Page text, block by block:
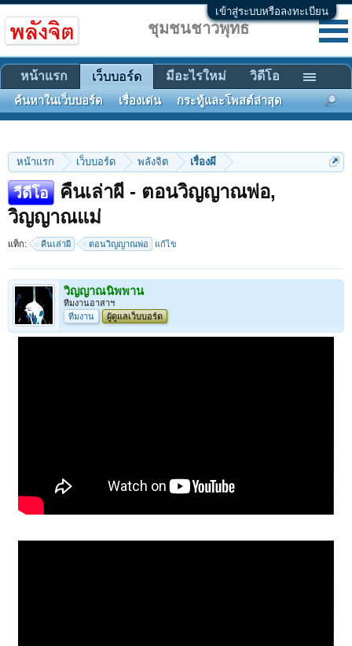
เข้าสู่ระบบหรือลงทะเบียน
หน้าแรก เว็บบอร์ด พลังจิต เรื่องผี
วีดีโอ
คืนเล่าผี - ตอนวิญญาณพ่อ,
วิญญาณแม่
แท็ก: คืนเล่าผี ตอนวิญญาณพ่อ แก้ไข
วิญญาณนิพพาน
ทีมงานอาสาฯ
ทีมงาน
ผู้ดูแลเว็บบอร์ด
ชุมชนชาวพุทธ
หน้าแรก เว็บบอร์ด
ค้นหาในเว็บบอร์ด เรื่องเด่น กระทู้และโพสต์ล่าสุด
มีอะไรใหม่ วิดีโอ